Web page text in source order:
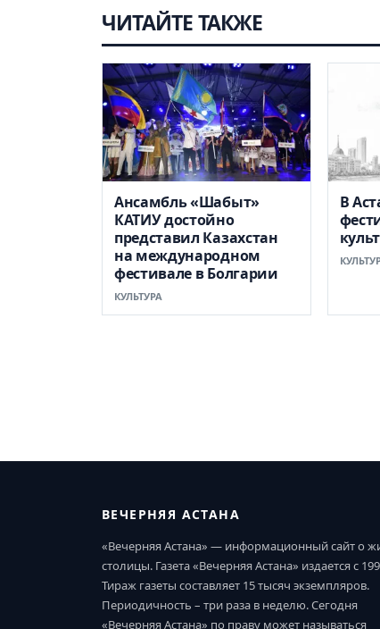
ЧИТАЙТЕ ТАКЖЕ
Ансамбль «Шабыт»
КАТИУ достойно
представил Казахстан
на международном
фестивале в Болгарии
КУЛЬТУРА
В
ВЕЧЕРНЯЯ АСТАНА
«Вечерняя Астана» — информационный сайт о
столицы. Газета «Вечерняя Астана» издается с
Тираж газеты составляет 15 тысяч экземпляров.
Периодичность – три раза в неделю. Сегодня
«Вечерняя Астана» по праву может называться